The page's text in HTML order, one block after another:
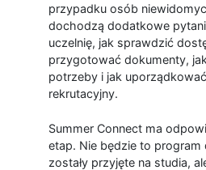
przypadku osób
dochodzą dodatkowe
uczelnię, jak sprawdzić
przygotować dokumenty,
potrzeby i jak
rekrutacyjny.
Summer Connect ma
etap. Nie będzie to program
zostały przyjęte na studia,